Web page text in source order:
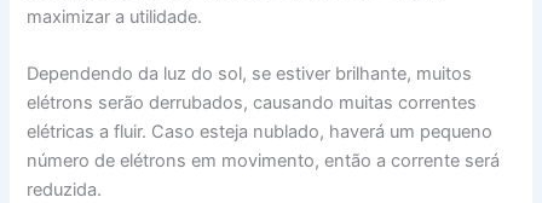
maximizar a utilidade.
Dependendo da luz do sol, se estiver brilhante, muitos
elétrons serão derrubados, causando muitas correntes
elétricas a fluir. Caso esteja nublado, haverá um pequeno
número de elétrons em movimento, então a corrente será
reduzida.